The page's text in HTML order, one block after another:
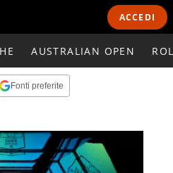
ACCEDI
AUSTRALIAN OPEN
Fonti preferite